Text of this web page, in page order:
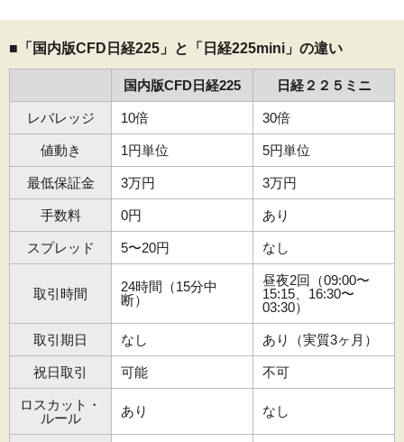
■「国内版CFD日経225」と「日経225mini」の違い
国内版CFD日経225 日経２２５ミニ
レバレッジ 10倍 30倍
値動き 1円単位 5円単位
最低保証金 3万円 3万円
手数料 0円 あり
スプレッド 5〜20円 なし
取引時間
24時間（15分中
断）
昼夜2回（09:00〜
15:15、16:30〜
03:30）
取引期日 なし あり（実質3ヶ月）
祝日取引 可能 不可
ロスカット・
ルール
あり なし